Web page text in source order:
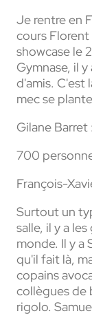
Je rentre en
cours Florent
showcase le
Gymnase, il
d'amis. C'est
mec se
Gilane Barret :
700
François-
Surtout un
salle, il y a
monde. Il y a
qu'il fait là,
copains
collègues de
rigolo.